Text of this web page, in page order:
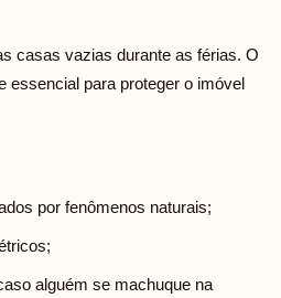
casas vazias durante as férias. O
essencial para proteger o imóvel
por fenômenos naturais;
alguém se machuque na